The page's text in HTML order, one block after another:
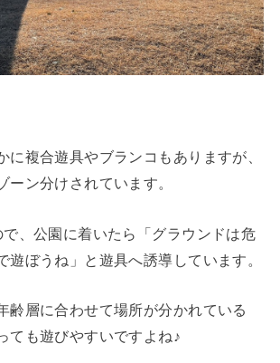
に複合遊具やブランコもありますが、
ーン分けされています。
、公園に着いたら「グラウンドは危
遊ぼうね」と遊具へ誘導しています。
齢層に合わせて場所が分かれている
ても遊びやすいですよね♪